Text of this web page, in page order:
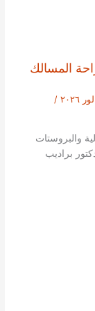
المسالك
/
والبروستات
يعتبر الدكتور براديب